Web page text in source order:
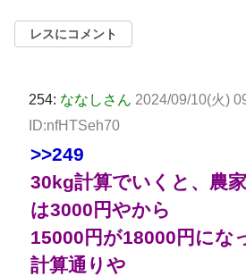
レスにコメント
254: ななしさん 2024/09/10(火)
ID:nfHTSeh70
>>249
30kg計算でいくと、農
は3000円やから
15000円が18000円にな
計算通りや